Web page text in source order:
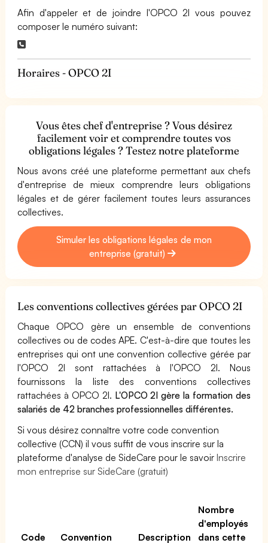
Afin d'appeler et de joindre l'OPCO 2I vous pouvez
composer le numéro suivant:
Horaires - OPCO 2I
Vous êtes chef d'entreprise ? Vous désirez
facilement voir et comprendre toutes vos
obligations légales ? Testez notre plateforme
Nous avons créé une plateforme permettant aux chefs
d'entreprise de mieux comprendre leurs obligations
légales et de gérer facilement toutes leurs assurances
collectives.
Simuler les obligations légales de mon
entreprise (gratuit)
Les conventions collectives gérées par OPCO 2I
Chaque OPCO gère un ensemble de conventions
collectives ou de codes APE. C'est-à-dire que toutes les
entreprises qui ont une convention collective gérée par
l'OPCO 2I sont rattachées à l'OPCO 2I. Nous
fournissons la liste des conventions collectives
rattachées à OPCO 2I. L'OPCO 2I gère la formation des
salariés de 42 branches professionnelles différentes.
Si vous désirez connaître votre code convention
collective (CCN) il vous suffit de vous inscrire sur la
plateforme d'analyse de SideCare pour le savoirInscrire
mon entreprise sur SideCare (gratuit)
Code Convention Description
Nombre
d'employés
dans cette